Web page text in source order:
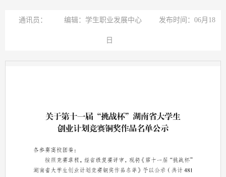
通讯员： 编辑：学生职业发展中心 发布时间：06月18
日